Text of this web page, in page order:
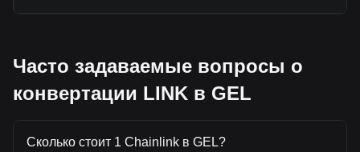
Часто задаваемые вопросы о
конвертации LINK в GEL
Сколько стоит 1 Chainlink в GEL?